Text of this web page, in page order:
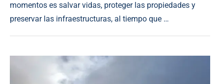
momentos es salvar vidas, proteger las propiedades y
preservar las infraestructuras, al tiempo que …